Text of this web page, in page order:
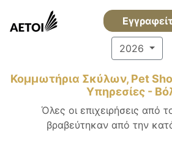
2026
Κομμωτήρια Σκύλων, Pet
Υπηρεσίες -
Όλες οι επιχειρήσεις από
βραβεύτηκαν από την